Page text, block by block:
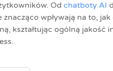
Od chatboty AI
wpływają na to,
kształtując ogólną jakość